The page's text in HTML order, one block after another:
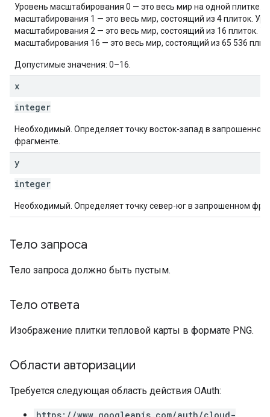
Уровень масштабирования 0 — это весь мир на одной плитке.
масштабирования 1 — это весь мир, состоящий из 4 плиток.
масштабирования 2 — это весь мир, состоящий из 16 плиток.
масштабирования 16 — это весь мир, состоящий из 65 536
Допустимые значения: 0–16.
x
integer
Необходимый. Определяет точку восток-запад в запрошенном
фрагменте.
y
integer
Необходимый. Определяет точку север-юг в запрошенном
Тело запроса
Тело запроса должно быть пустым.
Тело ответа
Изображение плитки тепловой карты в формате PNG.
Области авторизации
Требуется следующая область действия OAuth: